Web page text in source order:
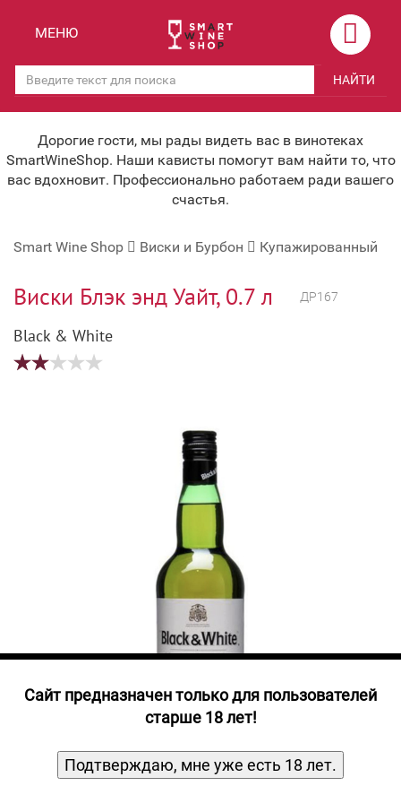
Скидки
Мероприятия
Корпоративным клиентам
Под заказ
Бонусная система
Наша команда
关于我们
Вино крепленое
Вино игристое и Шампанское
Вино безалкогольное
Бренди, Коньяк, Арманьяк
Виски и Бурбон
Пиво и слабоалк. напитки
Ликер
Продукты, Посуда, Аксессуары
МЕНЮ
НАЙТИ
Дорогие гости, мы рады видеть вас в винотеках
SmartWineShop. Наши кависты помогут вам найти то, что
вас вдохновит. Профессионально работаем ради вашего
счастья.
Smart Wine Shop Виски и Бурбон Купажированный
Виски Блэк энд Уайт, 0.7 л ДР167
Black & White
Cайт предназначен только для пользователей
старше 18 лет!
Подтверждаю, мне уже есть 18 лет.